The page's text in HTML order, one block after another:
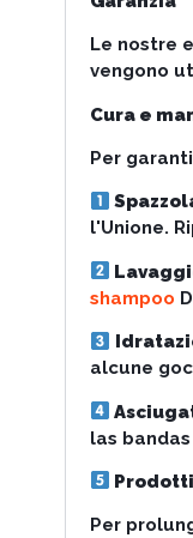
Le nostre
vengono
Cura e
Per
l'Unione.
shampoo
alcune
las
Per